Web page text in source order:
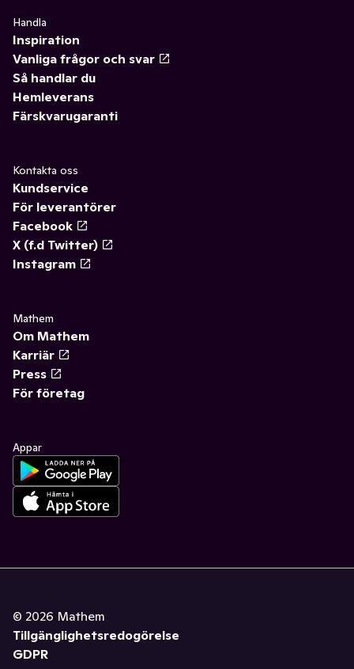
Handla
Inspiration
Vanliga frågor och svar
Så handlar du
Hemleverans
Färskvarugaranti
Kontakta oss
Kundservice
För leverantörer
Facebook
X (f.d Twitter)
Instagram
Mathem
Om Mathem
Karriär
Press
För företag
Appar
© 2026 Mathem
Tillgänglighetsredogörelse
GDPR